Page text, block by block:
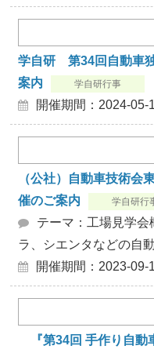
学自研 第34回自動車
案内
学自研行事
開催期間：2024-05-
（公社）自動車技術
催のご案内
学自研行
テーマ：工場見学
ラ、シエンタなどの自
開催期間：2023-09-
『第34回 手作り自動